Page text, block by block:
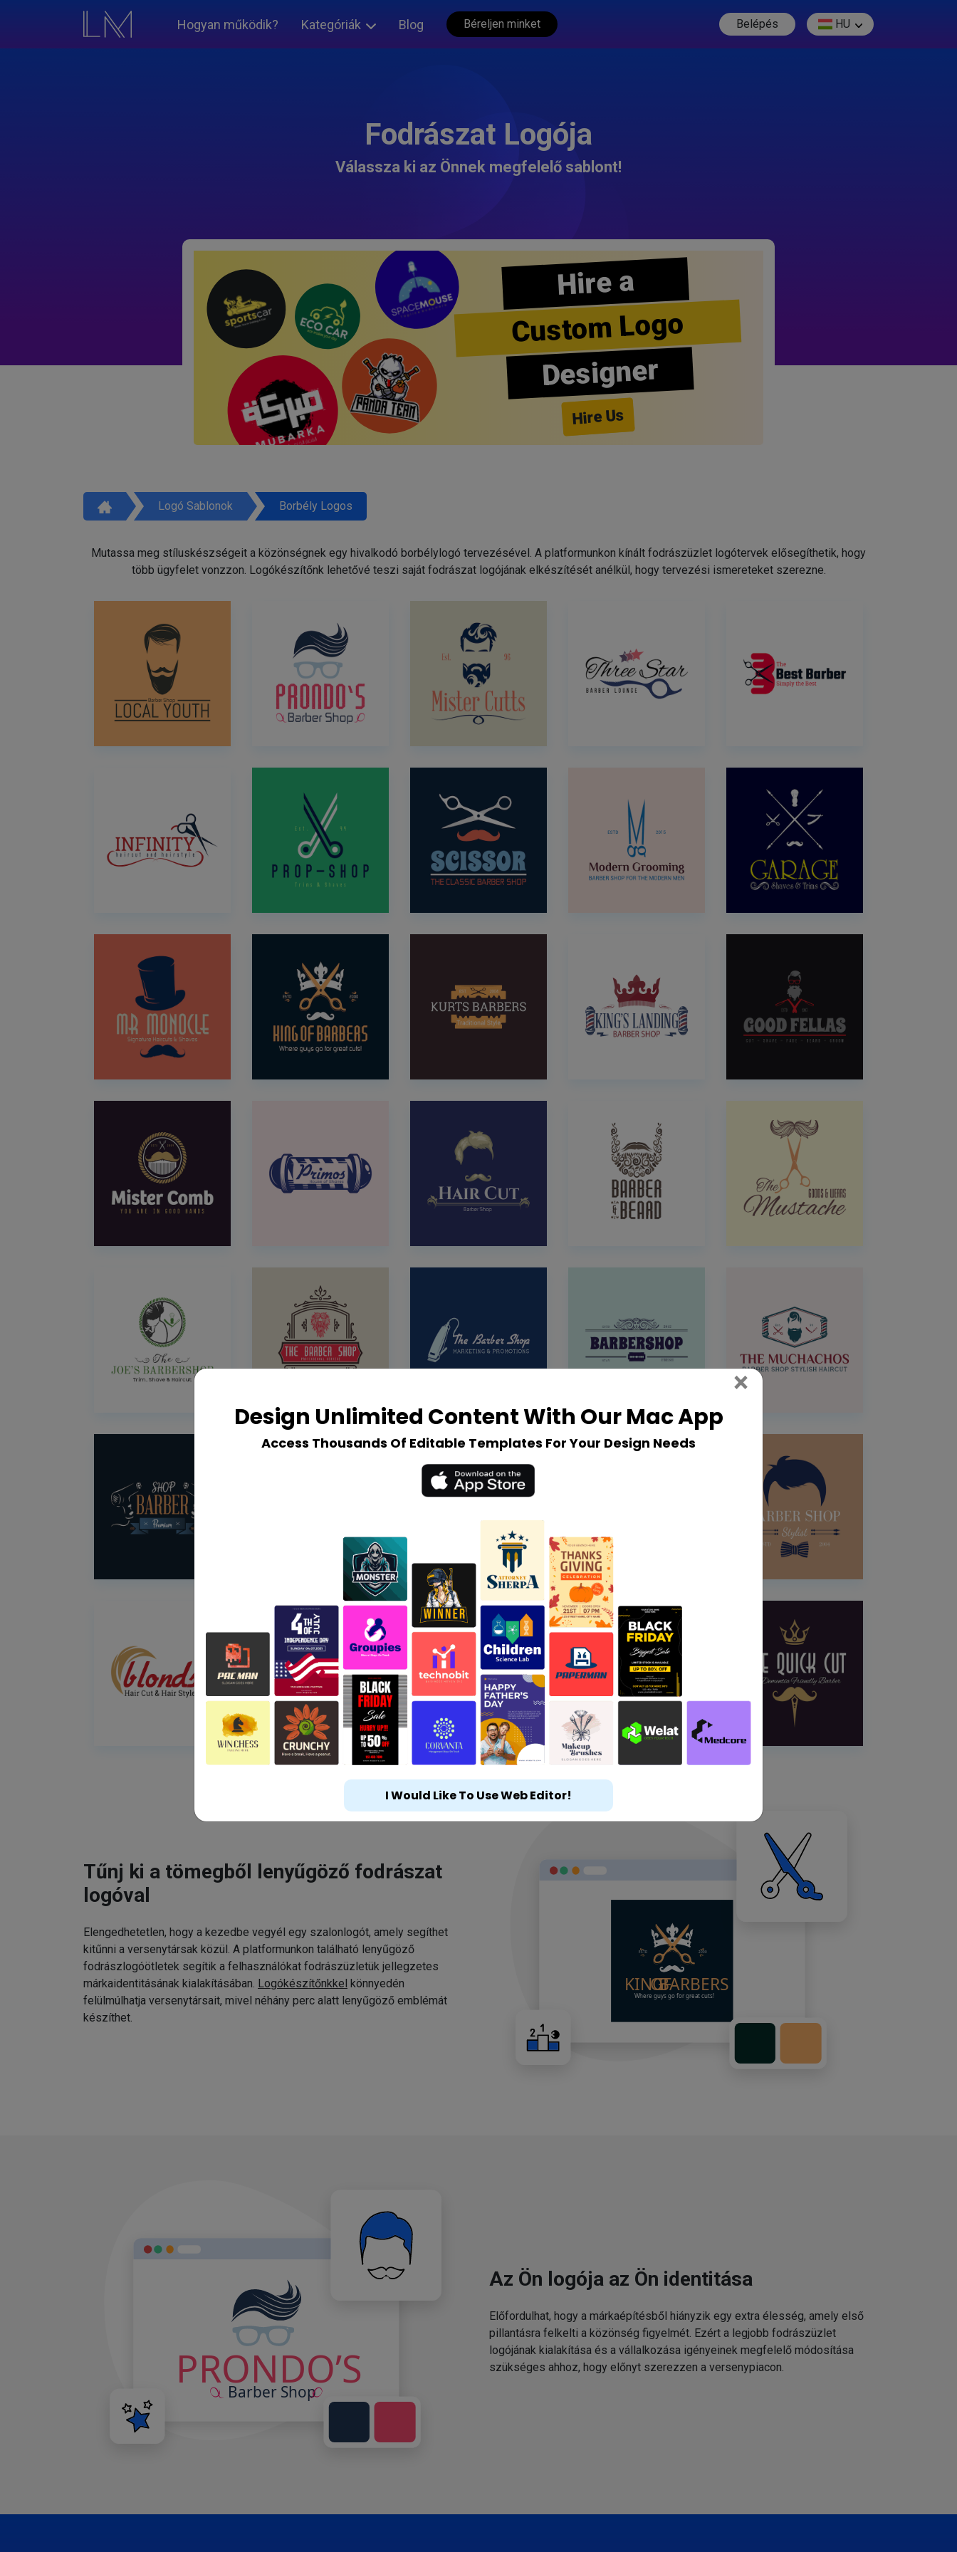
Hogyan működik? Kategóriák Blog Béreljen minket Belépés HU
Fodrászat Logója
Válassza ki az Önnek megfelelő sablont!
Hire a
Custom Logo
Designer
Hire Us
Logó Sablonok Borbély Logos
Mutassa meg stíluskészségeit a közönségnek egy hivalkodó borbélylogó tervezésével. A platformunkon kínált fodrászüzlet logótervek elősegíthetik, hogy
több ügyfelet vonzzon. Logókészítőnk lehetővé teszi saját fodrászat logójának elkészítését anélkül, hogy tervezési ismereteket szerezne.
Tűnj ki a tömegből lenyűgöző fodrászat
logóval
Elengedhetetlen, hogy a kezedbe vegyél egy szalonlogót, amely segíthet
kitűnni a versenytársak közül. A platformunkon található lenyűgöző
fodrászlogóötletek segítik a felhasználókat fodrászüzletük jellegzetes
márkaidentitásának kialakításában. Logókészítőnkkel könnyedén
felülmúlhatja versenytársait, mivel néhány perc alatt lenyűgöző emblémát
készíthet.
Az Ön logója az Ön identitása
Előfordulhat, hogy a márkaépítésből hiányzik egy extra élesség, amely első
pillantásra felkelti a közönség figyelmét. Ezért a legjobb fodrászüzlet
logójának kialakítása és a vállalkozása igényeinek megfelelő módosítása
szükséges ahhoz, hogy előnyt szerezzen a versenypiacon.
Design Unlimited Content With Our Mac App
Access Thousands Of Editable Templates For Your Design Needs
× Close
I Would Like To Use Web Editor!